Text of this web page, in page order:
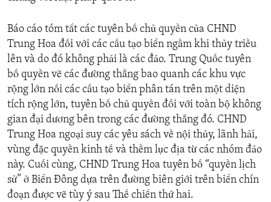
Báo cáo tóm tắt các tuyên bố chủ quyền của CHND
Trung Hoa đối với các cấu tạo biển ngầm khi thủy triều
lên và do đó không phải là các đảo. Trung Quốc tuyên
bố quyền vẽ các đường thẳng bao quanh các khu vực
rộng lớn nối các cấu tạo biển phân tán trên một diện
tích rộng lớn, tuyên bố chủ quyền đối với toàn bộ không
gian đại dương bên trong các đường thẳng đó. CHND
Trung Hoa ngoại suy các yêu sách về nội thủy, lãnh hải,
vùng đặc quyền kinh tế và thềm lục địa từ các nhóm đảo
này. Cuối cùng, CHND Trung Hoa tuyên bố “quyền lịch
sử” ở Biển Đông dựa trên đường biên giới trên biển chín
đoạn được vẽ tùy ý sau Thế chiến thứ hai.